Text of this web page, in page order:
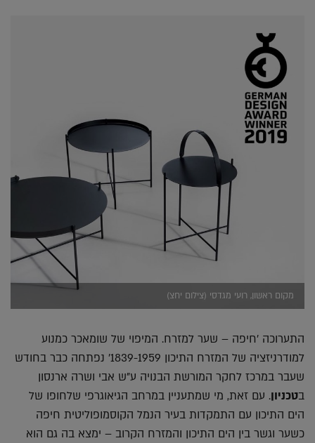
מקום ראשון, רועי מגדסי (צילום יחצ)
התערוכה 'חיפה – שער למזרח. המיפוי של שומאכר כמנוע
למודרניזציה של המזרח התיכון 1839-1959' נפתחה כבר בחודש
שעבר במרכז לחקר המורשת הבנויה ע"ש אבי ושרה ארנסון
בטכניון. עם זאת, מי שמתעניין במרחב הגיאוגרפי שלחופו של
הים התיכון עם התמקדות בעיר הנמל הקוסמופוליטית חיפה
כשער וגשר בין הים התיכון והמזרח הקרוב – ימצא בה גם הוא